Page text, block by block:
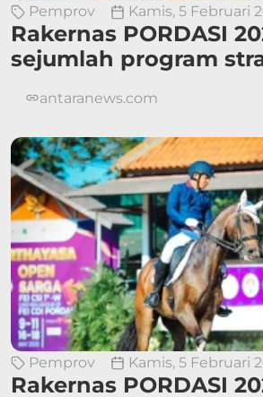
Pemprov Kamis, 5 Februari
Rakernas PORDASI
sejumlah program
antaranews.com
Pemprov Kamis, 5 Februari
Rakernas PORDASI